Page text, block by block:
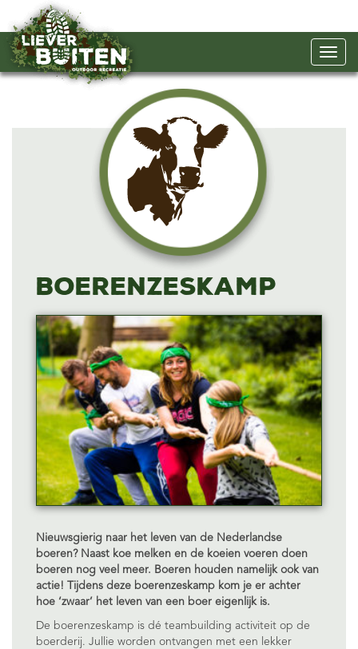
Boerenzeskamp
Nieuwsgierig naar het leven van de Nederlandse
boeren? Naast koe melken en de koeien voeren doen
boeren nog veel meer. Boeren houden namelijk ook van
actie! Tijdens deze boerenzeskamp kom je er achter
hoe ‘zwaar’ het leven van een boer eigenlijk is.
De boerenzeskamp is dé teambuilding activiteit op de
boerderij. Jullie worden ontvangen met een lekker